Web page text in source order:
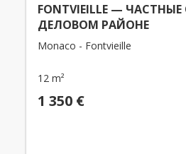
FONTVIEILLE —
ДЕЛОВОМ РАЙОНЕ
Monaco - Fontvieille
12 m²
1 350 €